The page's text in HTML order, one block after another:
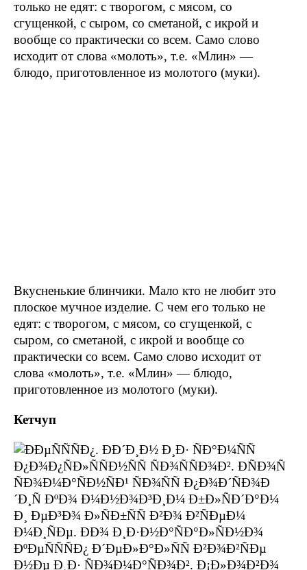
Вкусненькие блинчики. Мало кто не любит это
плоское мучное изделие. С чем его только не
едят: с творогом, с мясом, со сгущенкой, с
сыром, со сметаной, с икрой и вообще со
практически со всем. Само слово исходит от
слова «молоть», т.е. «Млин» — блюдо,
приготовленное из молотого (муки).
Кетчуп